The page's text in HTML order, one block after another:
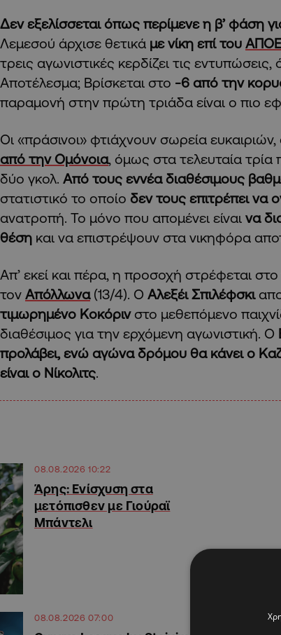
Δεν εξελίσσεται όπως περίμενε η β’ φάση
Λεμεσού άρχισε θετικά με νίκη επί του
τρεις αγωνιστικές κερδίζει τις
Αποτέλεσμα; Βρίσκεται στο -6 από την
παραμονή στην πρώτη τριάδα είναι ο πιο
Οι «πράσινοι» φτιάχνουν σωρεία ευκαιριών,
από την Ομόνοια, όμως στα τελευταία τρία
δύο γκολ. Από τους εννέα διαθέσιμους
στατιστικό το οποίο δεν τους επιτρέπει να
ανατροπή. Το μόνο που απομένει είναι να
θέση και να επιστρέψουν στα νικηφόρα
Απ’ εκεί και πέρα, η προσοχή στρέφεται στο
τον Απόλλωνα(13/4). Ο Αλεξέι Σπιλέφσκι
τιμωρημένο Κοκόρινστο μεθεπόμενο
διαθέσιμος για την ερχόμενη αγωνιστική. Ο
προλάβει, ενώ αγώνα δρόμου θα κάνει ο
είναι ο Νίκολιτς.
08.08.2026 10:22
Άρης: Ενίσχυση στα
μετόπισθεν με Γιούραϊ
Μπάντελι
08.08.2026 07:00